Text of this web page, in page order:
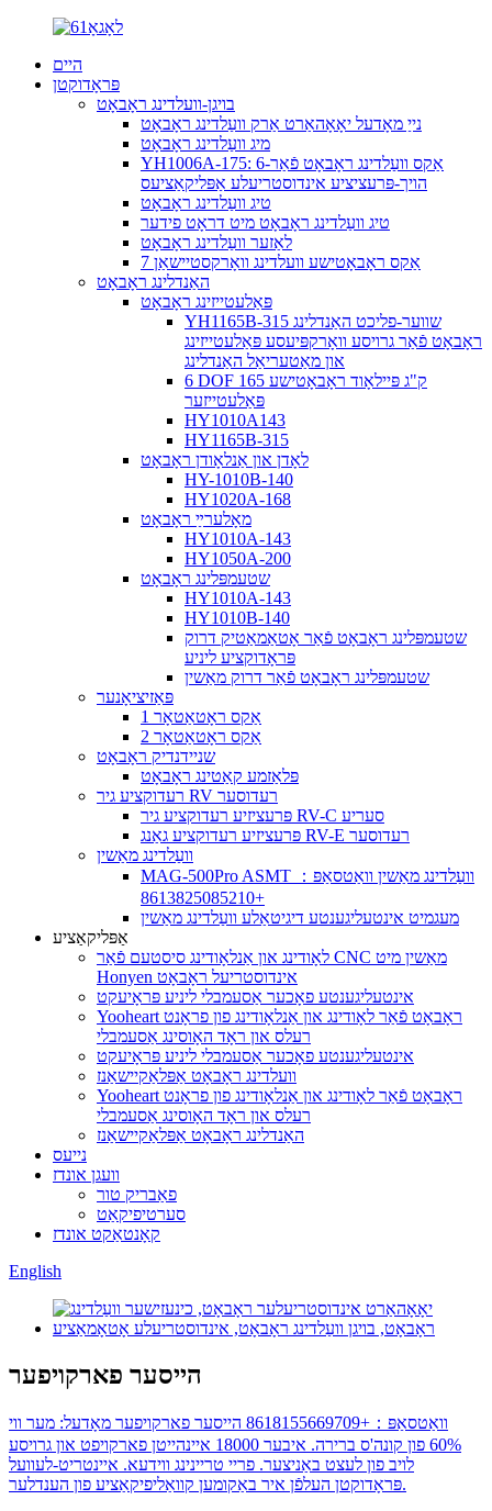
היים
פּראָדוקטן
בויגן-וועלדינג ראָבאָט
נייַ מאָדעל יאָאָהאַרט אַרק וועַלדינג ראָבאָט
מיג וועַלדינג ראָבאָט
YH1006A-175: 6-אַקס וועַלדינג ראָבאָט פֿאַר
הויך-פּרעציציע אינדוסטריעלע אַפּליקאַציעס
טיג וועַלדינג ראָבאָט
טיג וועַלדינג ראָבאָט מיט דראָט פידער
לאַזער וועַלדינג ראָבאָט
7 אַקס ראָבאָטישע וועלדינג וואָרקסטיישאַן
האַנדלינג ראָבאָט
פּאַלעטייזינג ראָבאָט
YH1165B-315 שווער-פליכט האַנדלינג
ראָבאָט פֿאַר גרויסע וואָרקפּיעסע פּאַלעטייזינג
און מאַטעריאַל האַנדלינג
6 DOF 165 ק"ג פּיילאָוד ראָבאָטישע
פּאַלעטייזער
HY1010A143
HY1165B-315
לאָדן און אַנלאָודן ראָבאָט
HY-1010B-140
HY1020A-168
מאָלערײַ ראָבאָט
HY1010A-143
HY1050A-200
שטעמפּלינג ראָבאָט
HY1010A-143
HY1010B-140
שטעמפּלינג ראָבאָט פֿאַר אָטאַמאַטיק דרוק
פּראָדוקציע ליניע
שטעמפּלינג ראָבאָט פֿאַר דרוק מאַשין
פּאַזיציאָנער
1 אַקס ראָטאַטאָר
2 אַקס ראָטאַטאָר
שניידנדיק ראָבאָט
פּלאַזמע קאַטינג ראָבאָט
רעדוקציע גיר RV רעדוסער
פּרעציזיע רעדוקציע גיר RV-C סעריע
פּרעציזיע רעדוקציע גאַנג RV-E רעדוסער
וועַלדינג מאַשין
MAG-500Pro ASMT וועַלדינג מאַשין וואַטסאַפּ：
+8613825085210
מעגמיט אינטעליגענטע דיגיטאַלע וועַלדינג מאַשין
אַפּליקאַציע
לאָודינג און אַנלאָודינג סיסטעם פֿאַר CNC מאַשין מיט
Honyen אינדוסטריעל ראָבאָט
אינטעליגענטע פאָכער אַסעמבלי ליניע פּראָיעקט
Yooheart ראָבאָט פֿאַר לאָודינג און אַנלאָודינג פון פראָנט
רעלס און ראָד האָוסינג אַסעמבלי
אינטעליגענטע פאָכער אַסעמבלי ליניע פּראָיעקט
וועלדינג ראָבאָט אַפּלאַקיישאַנז
Yooheart ראָבאָט פֿאַר לאָודינג און אַנלאָודינג פון פראָנט
רעלס און ראָד האָוסינג אַסעמבלי
האַנדלינג ראָבאָט אַפּלאַקיישאַנז
נייעס
וועגן אונדז
פאַבריק טור
סערטיפיקאַט
קאָנטאַקט אונדז
English
הייסער פארקויפער
וואַטסאַפּ：+8618155669709 הייסער פארקויפער מאָדעל: מער ווי
60% פון קונה'ס ברירה. איבער 18000 איינהייטן פארקויפט און גרויסע
לויב פון לעצט באַניצער. פריי טריינינג ווידעא. איינטריט-לעוועל
פּראָדוקטן העלפֿן איר באַקומען קוואַליפיקאַציע פון ​​הענדלער.